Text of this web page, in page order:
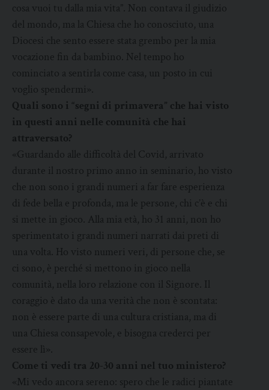
cosa vuoi tu dalla mia vita”. Non contava il giudizio
del mondo, ma la Chiesa che ho conosciuto, una
Diocesi che sento essere stata grembo per la mia
vocazione fin da bambino. Nel tempo ho
cominciato a sentirla come casa, un posto in cui
voglio spendermi».
Quali sono i “segni di primavera” che hai visto
in questi anni nelle comunità che hai
attraversato?
«Guardando alle difficoltà del Covid, arrivato
durante il nostro primo anno in seminario, ho visto
che non sono i grandi numeri a far fare esperienza
di fede bella e profonda, ma le persone, chi c’è e chi
si mette in gioco. Alla mia età, ho 31 anni, non ho
sperimentato i grandi numeri narrati dai preti di
una volta. Ho visto numeri veri, di persone che, se
ci sono, è perché si mettono in gioco nella
comunità, nella loro relazione con il Signore. Il
coraggio è dato da una verità che non è scontata:
non è essere parte di una cultura cristiana, ma di
una Chiesa consapevole, e bisogna crederci per
essere lì».
Come ti vedi tra 20-30 anni nel tuo ministero?
«Mi vedo ancora sereno: spero che le radici piantate